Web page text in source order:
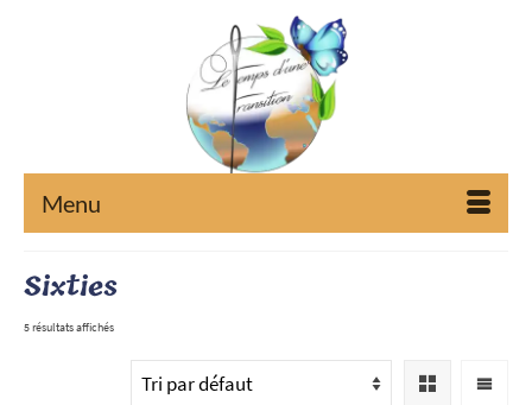
Menu
Sixties
5 résultats affichés